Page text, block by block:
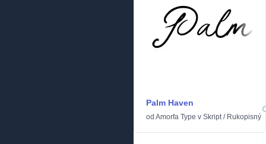
Palm Haven
od Amorfa Type v Skript/ Rukopisný